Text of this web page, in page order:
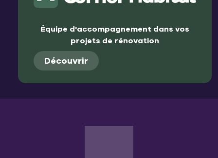
Équipe d'accompagnement dans vos
projets de rénovation
Découvrir